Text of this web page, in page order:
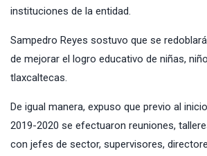
instituciones de la entidad.
Sampedro Reyes sostuvo que se
de mejorar el logro educativo de niñas,
tlaxcaltecas.
De igual manera, expuso que previo al
2019-2020 se efectuaron reuniones,
con jefes de sector, supervisores,